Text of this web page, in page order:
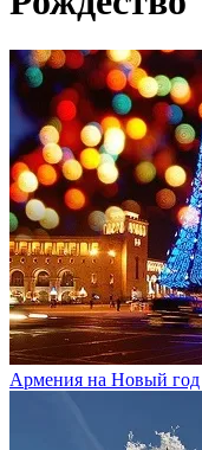
Армения на Новый год